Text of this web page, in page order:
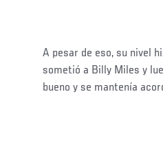
A pesar de eso, su nivel
sometió a Billy Miles y
bueno y se mantenía